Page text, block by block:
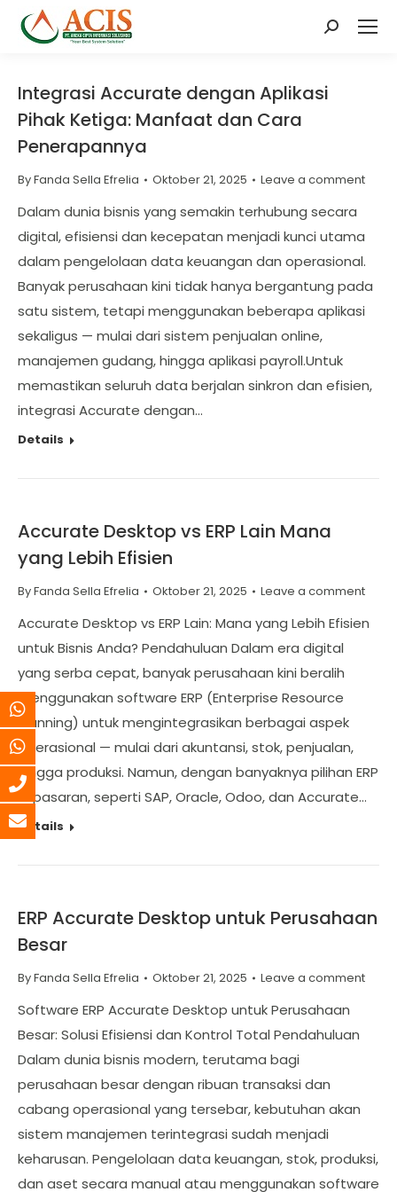
Search:
Integrasi Accurate dengan Aplikasi
Pihak Ketiga: Manfaat dan Cara
Penerapannya
ByFanda Sella Efrelia Oktober 21, 2025 Leave a comment
Dalam dunia bisnis yang semakin terhubung secara
digital, efisiensi dan kecepatan menjadi kunci utama
dalam pengelolaan data keuangan dan operasional.
Banyak perusahaan kini tidak hanya bergantung pada
satu sistem, tetapi menggunakan beberapa aplikasi
sekaligus — mulai dari sistem penjualan online,
manajemen gudang, hingga aplikasi payroll.Untuk
memastikan seluruh data berjalan sinkron dan efisien,
integrasi Accurate dengan…
Details
Accurate Desktop vs ERP Lain Mana
yang Lebih Efisien
ByFanda Sella Efrelia Oktober 21, 2025 Leave a comment
Accurate Desktop vs ERP Lain: Mana yang Lebih Efisien
untuk Bisnis Anda? Pendahuluan Dalam era digital
yang serba cepat, banyak perusahaan kini beralih
menggunakan software ERP (Enterprise Resource
Planning) untuk mengintegrasikan berbagai aspek
operasional — mulai dari akuntansi, stok, penjualan,
hingga produksi. Namun, dengan banyaknya pilihan ERP
di pasaran, seperti SAP, Oracle, Odoo, dan Accurate…
Details
ERP Accurate Desktop untuk Perusahaan
Besar
ByFanda Sella Efrelia Oktober 21, 2025 Leave a comment
Software ERP Accurate Desktop untuk Perusahaan
Besar: Solusi Efisiensi dan Kontrol Total Pendahuluan
Dalam dunia bisnis modern, terutama bagi
perusahaan besar dengan ribuan transaksi dan
cabang operasional yang tersebar, kebutuhan akan
sistem manajemen terintegrasi sudah menjadi
keharusan. Pengelolaan data keuangan, stok, produksi,
dan aset secara manual atau menggunakan software